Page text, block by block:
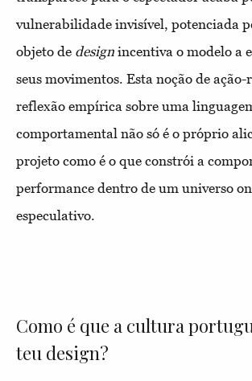
vulnerabilidade invisível, potenciada
objeto de design incentiva o modelo a
seus movimentos. Esta noção de ação-
reflexão empírica sobre uma
comportamental não só é o próprio
projeto como é o que constrói a
performance dentro de um universo
especulativo.
Como é que a cultura
teu design?